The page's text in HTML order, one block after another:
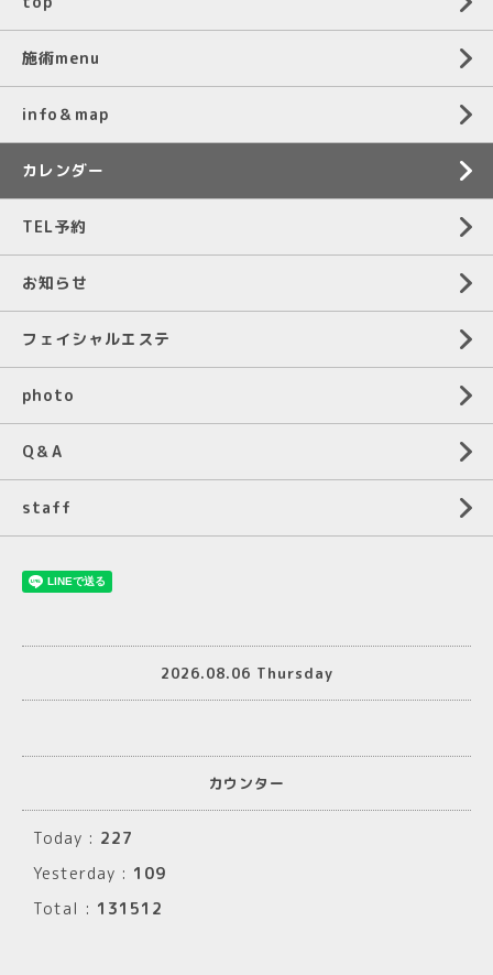
施術menu
info＆map
カレンダー
TEL予約
お知らせ
フェイシャルエステ
photo
Q＆A
staff
2026.08.06 Thursday
カウンター
Today : 227
Yesterday : 109
Total : 131512